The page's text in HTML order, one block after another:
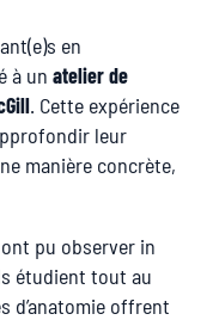
en
à un atelier de
. Cette expérience
leur
manière concrète,
pu observer in
étudient tout au
d’anatomie offrent